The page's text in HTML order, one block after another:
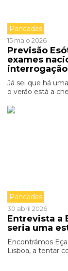
Pancadas
15 maio 2026
Previsão
exames
interrogação
Já sei que há
o verão está a
Pancadas
30 abril 2026
Entrevista a
seria uma
Encontrámos
Lisboa, a tentar